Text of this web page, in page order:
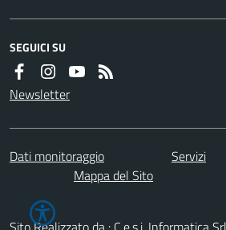
SEGUICI SU
Newsletter
Dati monitoraggio Servizi
Mappa del Sito